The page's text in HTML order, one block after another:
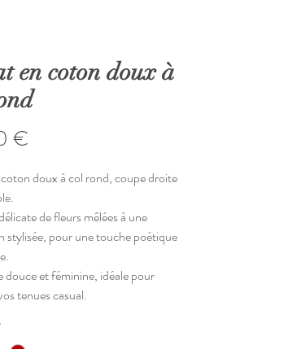
en coton doux à
€
doux à col rond, coupe droite
de fleurs mêlées à une
stylisée, pour une touche poétique
douce et féminine, idéale pour
tenues casual.